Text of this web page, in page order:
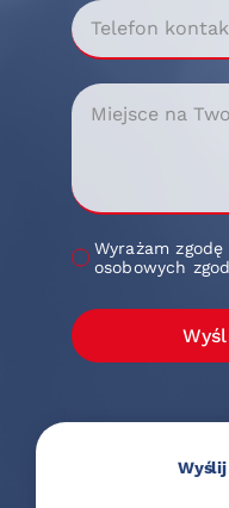
Wyrażam
osobowych